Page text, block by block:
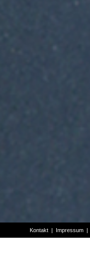
Kontakt | Impressum